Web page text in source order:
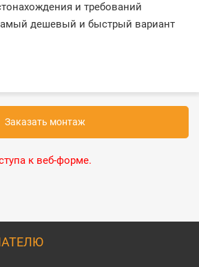
и требований
дешевый и быстрый вариант
Заказать монтаж
к веб-форме.